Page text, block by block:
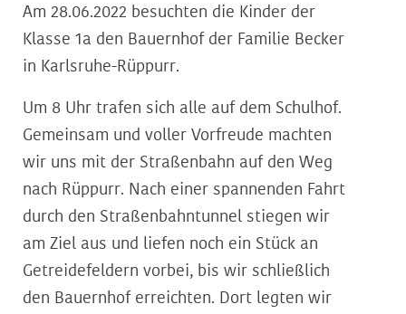
Am 28.06.2022 besuchten die Kinder der
Klasse 1a den Bauernhof der Familie Becker
in Karlsruhe-Rüppurr.
Um 8 Uhr trafen sich alle auf dem Schulhof.
Gemeinsam und voller Vorfreude machten
wir uns mit der Straßenbahn auf den Weg
nach Rüppurr. Nach einer spannenden Fahrt
durch den Straßenbahntunnel stiegen wir
am Ziel aus und liefen noch ein Stück an
Getreidefeldern vorbei, bis wir schließlich
den Bauernhof erreichten. Dort legten wir